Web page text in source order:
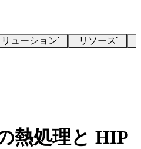
リューション リソース
熱処理と HIP